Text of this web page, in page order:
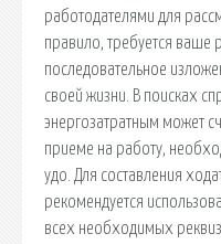
работодателями для
правило, требуется
последовательное
своей жизни. В поисках
энергозатратным может
приеме на работу,
удо. Для составления
рекомендуется
всех необходимых